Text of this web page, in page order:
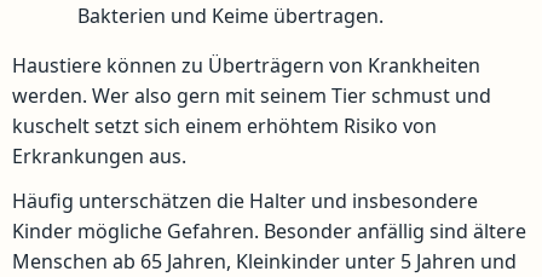
Bakterien und Keime übertragen.
Haustiere können zu Überträgern von Krankheiten
werden. Wer also gern mit seinem Tier schmust und
kuschelt setzt sich einem erhöhtem Risiko von
Erkrankungen aus.
Häufig unterschätzen die Halter und insbesondere
Kinder mögliche Gefahren. Besonder anfällig sind ältere
Menschen ab 65 Jahren, Kleinkinder unter 5 Jahren und